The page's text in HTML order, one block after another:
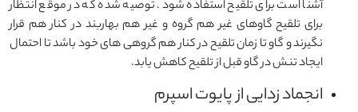
آشنا است برای تلقیح استفاده شود. توصیه شده که در موقع انتظار
برای تلقیح گاوهای غیر هم گروه و غیر هم بهاربند در کنار هم قرار
نگیرند و گاو تا زمان تلقیح در کنار هم گروهی های خود باشد تا احتمال
ایجاد تنش در گاو قبل از تلقیح کاهش یابد.
انجماد زدایی از پایوت اسپرم